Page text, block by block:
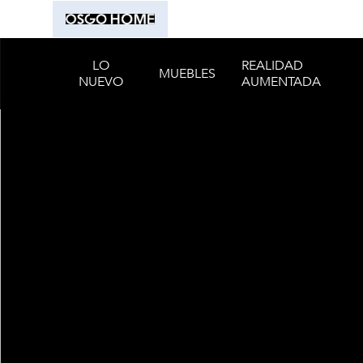
LO
NUEVO
MUEBLES
REALIDAD
AUMENTADA